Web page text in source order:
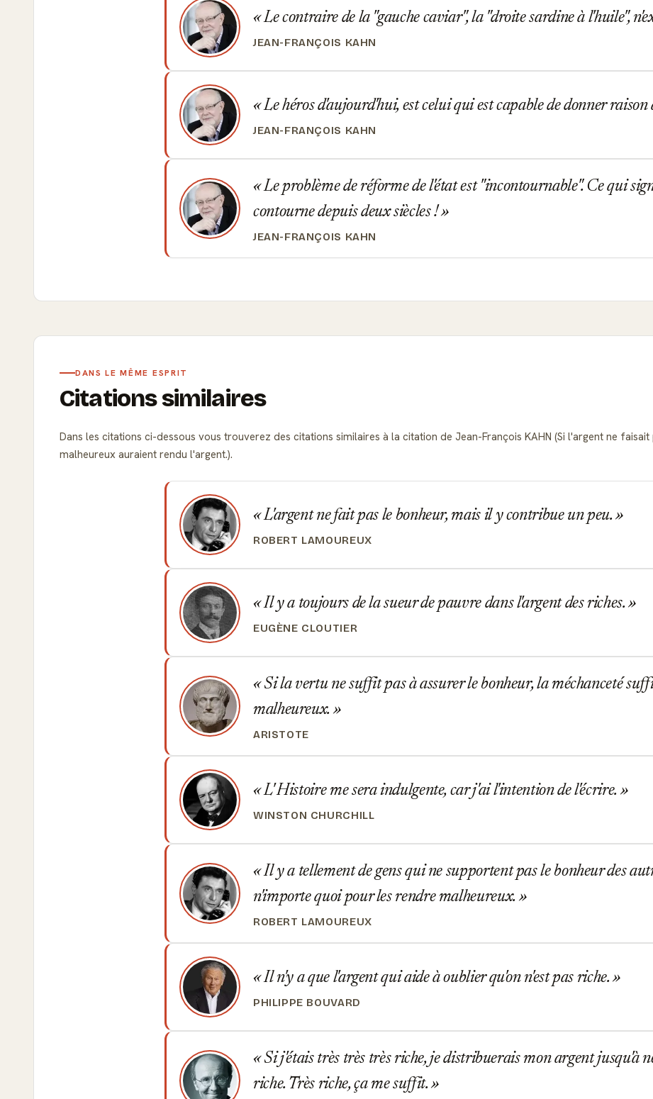
Le contraire de la "gauche caviar", la "droite sardine à l'huile",
JEAN-FRANÇOIS KAHN
Le héros d'aujourd'hui, est celui qui est capable de donner
JEAN-FRANÇOIS KAHN
Le problème de réforme de l'état est "incontournable". Ce qui
contourne depuis deux siècles !
JEAN-FRANÇOIS KAHN
DANS LE MÊME ESPRIT
Citations similaires
Dans les citations ci-dessous vous trouverez des citations similaires à la citation de Jean-François KAHN (Si l'argent ne
malheureux auraient rendu l'argent.).
L'argent ne fait pas le bonheur, mais il y contribue un peu.
ROBERT LAMOUREUX
Il y a toujours de la sueur de pauvre dans l'argent des riches.
EUGÈNE CLOUTIER
Si la vertu ne suffit pas à assurer le bonheur, la méchanceté
malheureux.
ARISTOTE
L' Histoire me sera indulgente, car j'ai l'intention de l'écrire.
WINSTON CHURCHILL
Il y a tellement de gens qui ne supportent pas le bonheur des
n'importe quoi pour les rendre malheureux.
ROBERT LAMOUREUX
Il n'y a que l'argent qui aide à oublier qu'on n'est pas riche.
PHILIPPE BOUVARD
Si j'étais très très très riche, je distribuerais mon argent jusqu'à
riche. Très riche, ça me suffit.